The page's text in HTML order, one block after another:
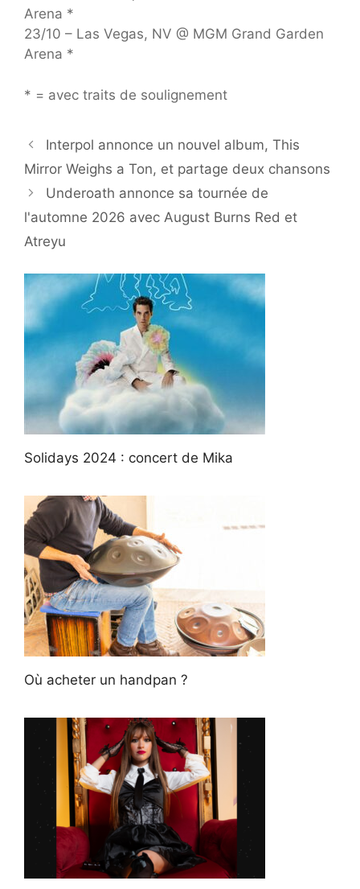
Arena *
23/10 – Las Vegas, NV @ MGM Grand Garden
Arena *
* = avec traits de soulignement
Interpol annonce un nouvel album, This
Mirror Weighs a Ton, et partage deux chansons
Underoath annonce sa tournée de
l'automne 2026 avec August Burns Red et
Atreyu
Solidays 2024 : concert de Mika
Où acheter un handpan ?